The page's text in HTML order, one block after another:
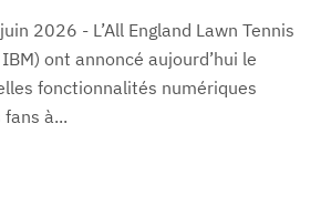
2026 - L’All England Lawn Tennis
ont annoncé aujourd’hui le
fonctionnalités numériques
à...